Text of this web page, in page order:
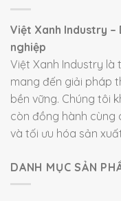
Việt Xanh Industry
nghiệp
Việt Xanh Industry là
mang đến giải pháp
bền vững. Chúng tôi
còn đồng hành cùng
và tối ưu hóa sản
DANH MỤC SẢN